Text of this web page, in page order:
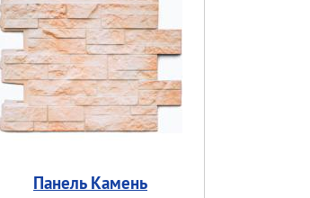
Панель Камень